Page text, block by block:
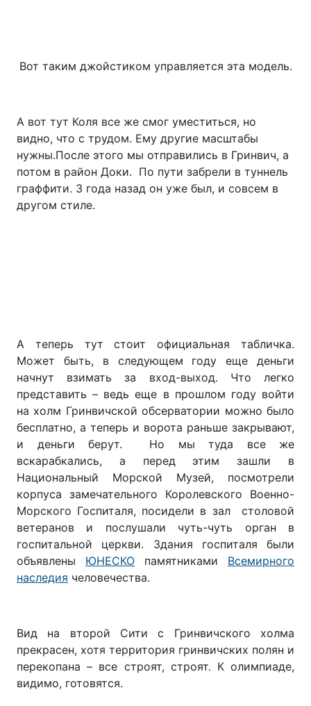
Вот таким джойстиком управляется эта модель.
А вот тут Коля все же смог уместиться, но
видно, что с трудом. Ему другие масштабы
нужны.После этого мы отправились в Гринвич, а
потом в район Доки. По пути забрели в туннель
граффити. 3 года назад он уже был, и совсем в
другом стиле.
А теперь тут стоит официальная табличка.
Может быть, в следующем году еще деньги
начнут взимать за вход-выход. Что легко
представить – ведь еще в прошлом году войти
на холм Гринвичской обсерватории можно было
бесплатно, а теперь и ворота раньше закрывают,
и деньги берут. Но мы туда все же
вскарабкались, а перед этим зашли в
Национальный Морской Музей, посмотрели
корпуса замечательного Королевского Военно-
Морского Госпиталя, посидели в зал столовой
ветеранов и послушали чуть-чуть орган в
госпитальной церкви. Здания госпиталя были
объявлены ЮНЕСКО памятниками Всемирного
наследия человечества.
Вид на второй Сити с Гринвичского холма
прекрасен, хотя территория гринвичских полян и
перекопана – все строят, строят. К олимпиаде,
видимо, готовятся.